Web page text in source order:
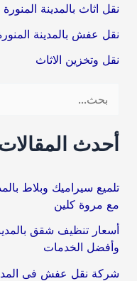
نقل اثاث بالمدينة المنورة
نقل عفش بالمدينة
نقل وتخزين الاثاث
ب
ث
ع
ن
:
أحدث
تلميع سيراميك وبلاط
مع مروة كلين
وأفضل الخدمات
شركة نقل عفش فى